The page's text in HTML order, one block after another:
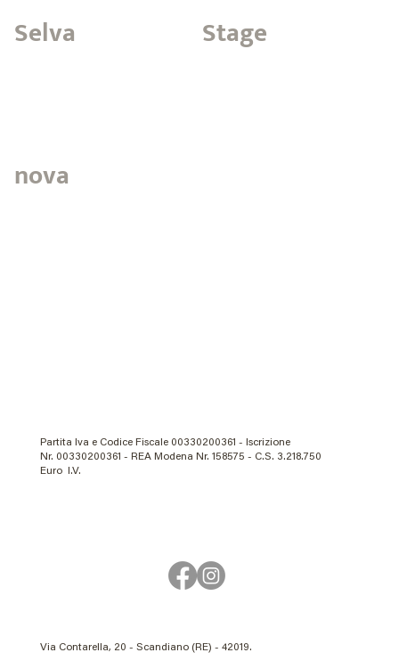
Selva Stage
nova
Via Contarella, 20 - Scandiano (RE) - 42019.
Partita Iva e Codice Fiscale 00330200361 - Iscrizione
Nr. 00330200361 - REA Modena Nr. 158575 - C.S. 3.218.750
Euro I.V.